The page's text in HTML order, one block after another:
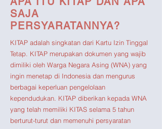
SAJA
PERSYARATANNYA?
KITAP adalah singkatan dari Kartu Izin Tinggal
Tetap. KITAP merupakan dokumen yang wajib
dimiliki oleh Warga Negara Asing (WNA) yang
ingin menetap di Indonesia dan mengurus
berbagai keperluan pengelolaan
kependudukan. KITAP diberikan kepada WNA
yang telah memiliki KITAS selama 5 tahun
berturut-turut dan memenuhi persyaratan